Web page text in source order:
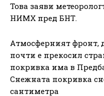
Това заяви
НИМХ пред БНТ.
Атмосферният фронт,
почти е прекосил
покривка има в
Снежната покривка
сантиметра